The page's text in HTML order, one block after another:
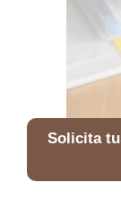
Solicita